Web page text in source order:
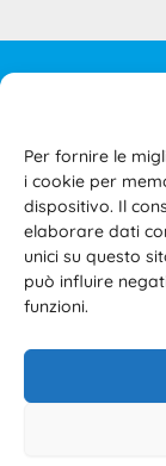
Per fornire le
i cookie per
dispositivo. Il
elaborare dati
unici su questo
può influire
funzioni.
TERMINI E
RISERVATA